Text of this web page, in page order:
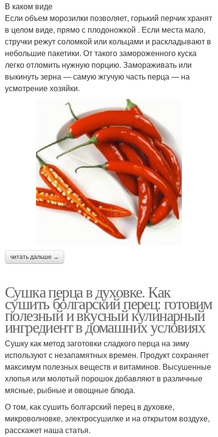
В каком виде
Если объем морозилки позволяет, горький перчик хранят
в целом виде, прямо с плодоножкой . Если места мало,
стручки режут соломкой или кольцами и раскладывают в
небольшие пакетики. От такого замороженного куска
легко отломить нужную порцию. Замораживать или
выкинуть зерна — самую жгучую часть перца — на
усмотрение хозяйки.
читать дальше →
Сушка перца в духовке. Как
сушить болгарский перец: готовим
полезный и вкусный кулинарный
ингредиент в домашних условиях
Сушку как метод заготовки сладкого перца на зиму
используют с незапамятных времен. Продукт сохраняет
максимум полезных веществ и витаминов. Высушенные
хлопья или молотый порошок добавляют в различные
мясные, рыбные и овощные блюда.
О том, как сушить болгарский перец в духовке,
микроволновке, электросушилке и на открытом воздухе,
расскажет наша статья.